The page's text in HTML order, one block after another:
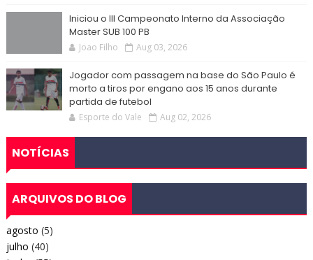
Iniciou o III Campeonato Interno da Associação
Master SUB 100 PB
Joao Filho Aug 03, 2026
Jogador com passagem na base do São Paulo é
morto a tiros por engano aos 15 anos durante
partida de futebol
Esporte do Vale Aug 02, 2026
NOTÍCIAS
ARQUIVOS DO BLOG
agosto (5)
julho (40)